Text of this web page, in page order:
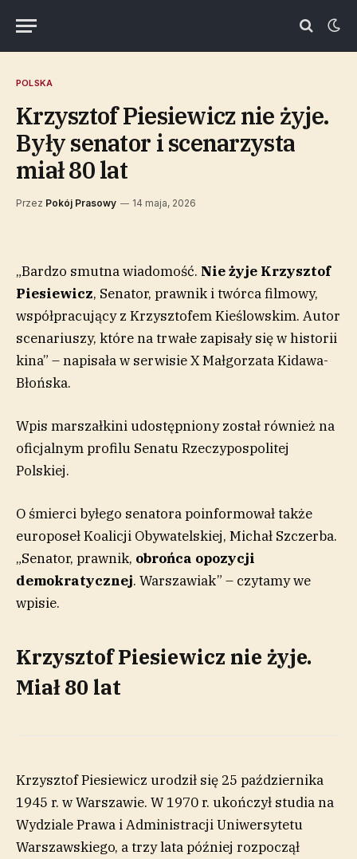
POLSKA
Krzysztof Piesiewicz nie żyje.
Były senator i scenarzysta
miał 80 lat
Przez Pokój Prasowy 14 maja, 2026
„Bardzo smutna wiadomość. Nie żyje Krzysztof
Piesiewicz, Senator, prawnik i twórca filmowy,
współpracujący z Krzysztofem Kieślowskim. Autor
scenariuszy, które na trwałe zapisały się w historii
kina” – napisała w serwisie X Małgorzata Kidawa-
Błońska.
Wpis marszałkini udostępniony został również na
oficjalnym profilu Senatu Rzeczypospolitej
Polskiej.
O śmierci byłego senatora poinformował także
europoseł Koalicji Obywatelskiej, Michał Szczerba.
„Senator, prawnik, obrońca opozycji
demokratycznej. Warszawiak” – czytamy we
wpisie.
Krzysztof Piesiewicz nie żyje.
Miał 80 lat
Krzysztof Piesiewicz urodził się 25 października
1945 r. w Warszawie. W 1970 r. ukończył studia na
Wydziale Prawa i Administracji Uniwersytetu
Warszawskiego, a trzy lata później rozpoczął